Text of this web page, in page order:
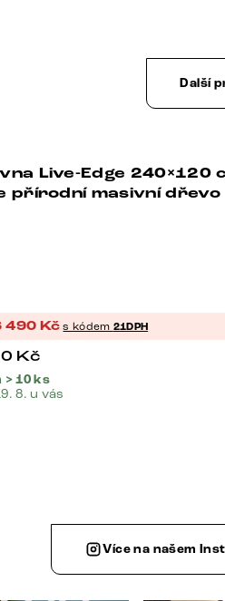
Další
Live-Edge 240×120
přírodní masivní dřevo
490 Kč s kódem 21DPH
Kč
> 10 ks
8. u vás
Více na našem